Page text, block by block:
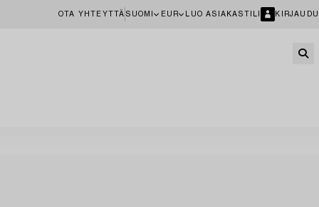
OTA YHTEYTTÄ SUOMI EUR LUO ASIAKASTILI KIRJAUDU